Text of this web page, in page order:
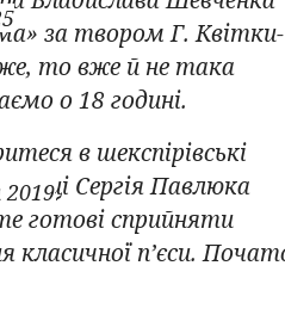
за твором Г. Квітки-
то вже й не така
о 18 годині.
в шекспірівські
Сергія Павлюка
готові сприйняти
класичної п’єси.